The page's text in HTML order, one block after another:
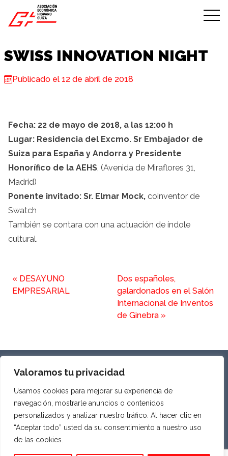
Valoramos tu privacidad
Usamos cookies para mejorar su experiencia de
navegación, mostrarle anuncios o contenidos
personalizados y analizar nuestro tráfico. Al hacer clic en
“Aceptar todo” usted da su consentimiento a nuestro uso
de las cookies.
Skip to content
SWISS INNOVATION NIGHT
Publicado el 12 de abril de 2018
Fecha: 22 de mayo de 2018, a las 12:00 h
Lugar: Residencia del Excmo. Sr Embajador de
Suiza para España y Andorra y Presidente
Honorífico de la AEHS, (Avenida de Miraflores 31,
Madrid)
Ponente invitado: Sr. Elmar Mock, coinventor de
Swatch
También se contara con una actuación de índole
cultural.
« DESAYUNO
EMPRESARIAL
Dos españoles,
galardonados en el Salón
Internacional de Inventos
de Ginebra »
PRIVACIDAD Y AVISO LEGAL
COOKIES